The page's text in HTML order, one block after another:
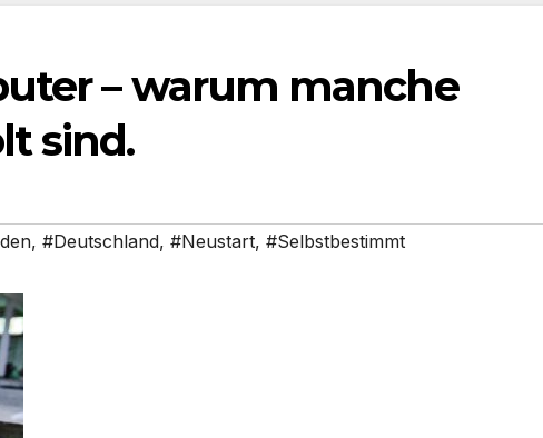
– warum manche
sind.
, #Deutschland, #Neustart, #Selbstbestimmt